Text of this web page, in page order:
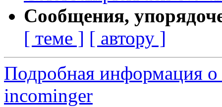
Сообщения,
[ теме ] [ автору ]
Подробная информация о
incominger